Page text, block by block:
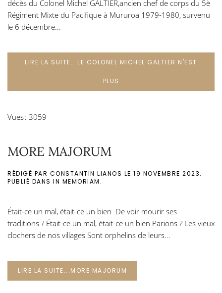
décès du Colonel Michel GALTIER,ancien chef de corps du 5è
Régiment Mixte du Pacifique à Mururoa 1979-1980, survenu
le 6 décembre...
LIRE LA SUITE...LE COLONEL MICHEL GALTIER N'EST
PLUS
Vues : 3059
MORE MAJORUM
RÉDIGÉ PAR CONSTANTIN LIANOS LE 19 NOVEMBRE 2023.
PUBLIÉ DANS IN MEMORIAM .
Était-ce un mal, était-ce un bien De voir mourir ses
traditions ? Était-ce un mal, était-ce un bien Parions ? Les vieux
clochers de nos villages Sont orphelins de leurs...
LIRE LA SUITE...MORE MAJORUM